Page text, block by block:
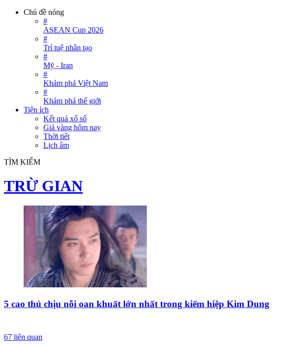
Chủ đề nóng
#
ASEAN Cup 2026
#
Trí tuệ nhân tạo
#
Mỹ - Iran
#
Khám phá Việt Nam
#
Khám phá thế giới
Tiện ích
Kết quả xổ số
Giá vàng hôm nay
Thời tiết
Lịch âm
TÌM KIẾM
TRỪ GIAN
5 cao thủ chịu nỗi oan khuất lớn nhất trong kiếm hiệp Kim Dung
67 liên quan